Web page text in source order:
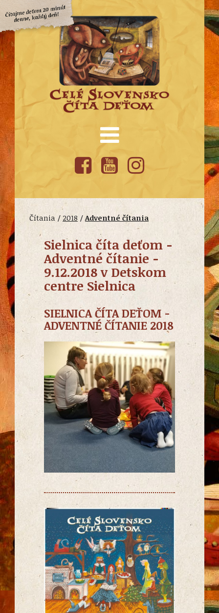
Čítania / 2018 /Adventné čítania
Sielnica číta deťom -
Adventné čítanie -
9.12.2018 v Detskom
centre Sielnica
SIELNICA ČÍTA DEŤOM -
ADVENTNÉ ČÍTANIE 2018